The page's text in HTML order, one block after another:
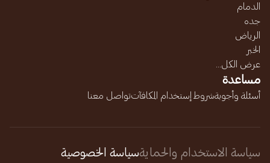
الدمام
جده
الرياض
الخبر
عرض الكل...
مساعدة
أسئلة وأجوبةشروط إستخدام المكافآتتواصل معنا
سياسة الاستخدام والحمايةسياسة الخصوصية